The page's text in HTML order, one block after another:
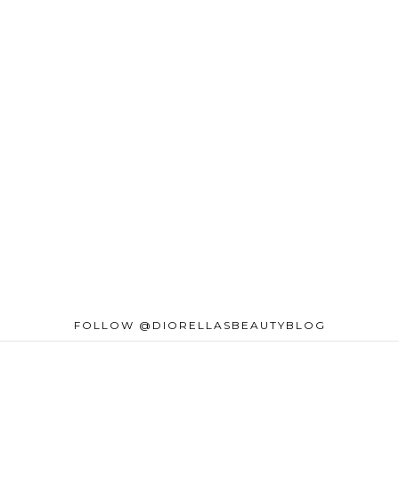
FOLLOW @DIORELLASBEAUTYBLOG